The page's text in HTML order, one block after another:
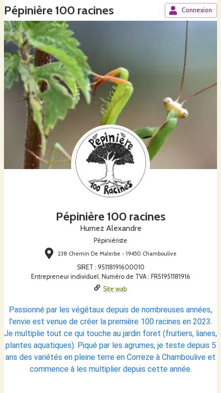
Pépinière 100 racines Connexion
Pépinière 100 racines
Humez Alexandre
Pépiniériste
238 Chemin De Malerbe - 19450 Chamboulive
SIRET : 95118191600010
Entrepreneur individuel. Numéro de TVA : FR51951181916
Site wab
Passionné par les végétaux depuis de nombreuses années,
l'envie est venue de créer la première 100 racines en 2023.
Je multiplie tout ce qui touche au jardin foret (fruitiers, lianes,
plantes aquatiques). Piqué par les agrumes, je teste depuis 5
ans des variétés en pleine terre en Correze à Chamboulive et
commence à les multiplier depuis cette année.